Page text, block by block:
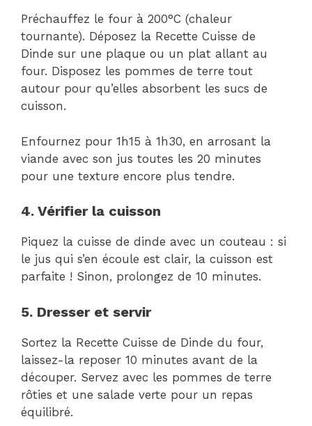
Préchauffez le four à 200°C (chaleur
tournante). Déposez la Recette Cuisse de
Dinde sur une plaque ou un plat allant au
four. Disposez les pommes de terre tout
autour pour qu’elles absorbent les sucs de
cuisson.
Enfournez pour 1h15 à 1h30, en arrosant la
viande avec son jus toutes les 20 minutes
pour une texture encore plus tendre.
4. Vérifier la cuisson
Piquez la cuisse de dinde avec un couteau : si
le jus qui s’en écoule est clair, la cuisson est
parfaite ! Sinon, prolongez de 10 minutes.
5. Dresser et servir
Sortez la Recette Cuisse de Dinde du four,
laissez-la reposer 10 minutes avant de la
découper. Servez avec les pommes de terre
rôties et une salade verte pour un repas
équilibré.